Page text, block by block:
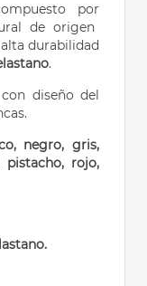
por
de origen
durabilidad
.
diseño del
negro, gris,
pistacho, rojo,